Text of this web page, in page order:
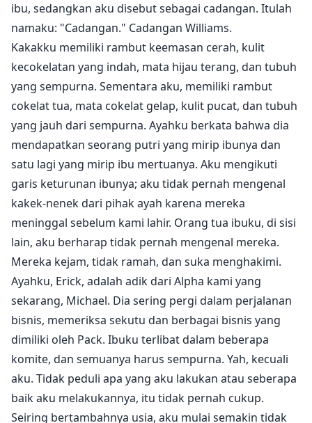
ibu, sedangkan aku disebut sebagai cadangan. Itulah
namaku: "Cadangan." Cadangan Williams.
Kakakku memiliki rambut keemasan cerah, kulit
kecokelatan yang indah, mata hijau terang, dan tubuh
yang sempurna. Sementara aku, memiliki rambut
cokelat tua, mata cokelat gelap, kulit pucat, dan tubuh
yang jauh dari sempurna. Ayahku berkata bahwa dia
mendapatkan seorang putri yang mirip ibunya dan
satu lagi yang mirip ibu mertuanya. Aku mengikuti
garis keturunan ibunya; aku tidak pernah mengenal
kakek-nenek dari pihak ayah karena mereka
meninggal sebelum kami lahir. Orang tua ibuku, di sisi
lain, aku berharap tidak pernah mengenal mereka.
Mereka kejam, tidak ramah, dan suka menghakimi.
Ayahku, Erick, adalah adik dari Alpha kami yang
sekarang, Michael. Dia sering pergi dalam perjalanan
bisnis, memeriksa sekutu dan berbagai bisnis yang
dimiliki oleh Pack. Ibuku terlibat dalam beberapa
komite, dan semuanya harus sempurna. Yah, kecuali
aku. Tidak peduli apa yang aku lakukan atau seberapa
baik aku melakukannya, itu tidak pernah cukup.
Seiring bertambahnya usia, aku mulai semakin tidak